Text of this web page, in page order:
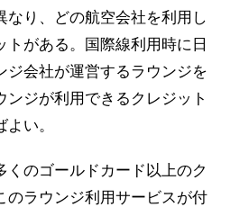
なり、どの航空会社を利用し
トがある。国際線利用時に日
ジ会社が運営するラウンジを
ジが利用できるクレジット
い。
くのゴールドカード以上のク
のラウンジ利用サービスが付